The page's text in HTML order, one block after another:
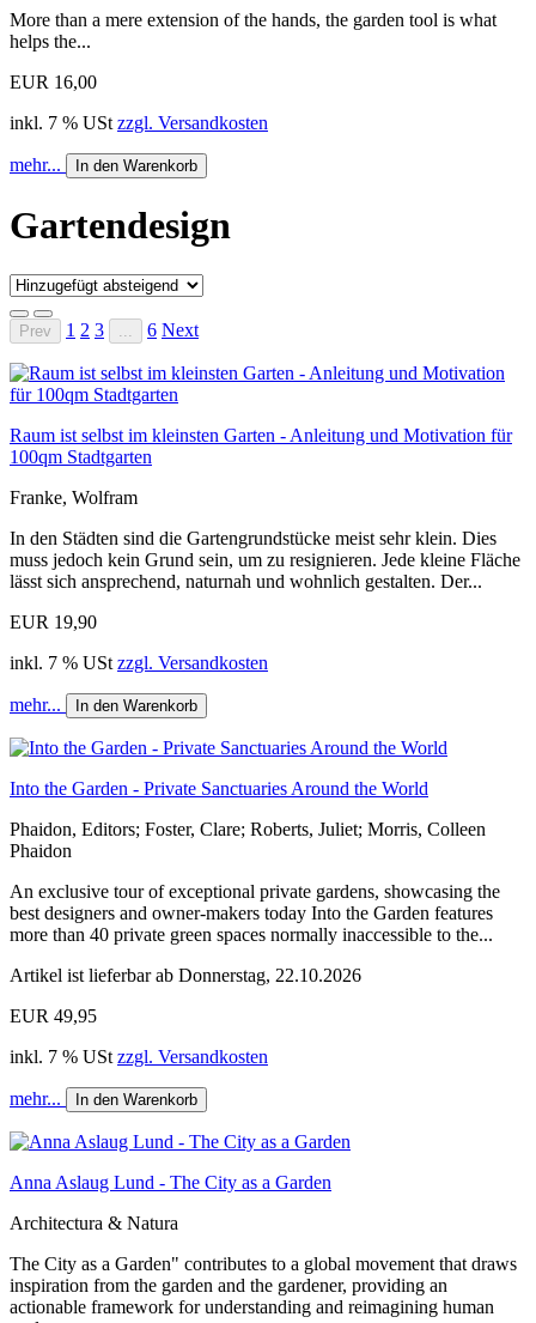
More than a mere extension of the hands, the garden tool is what
helps the...
EUR 16,00
inkl. 7 % USt zzgl. Versandkosten
mehr... In den Warenkorb
Gartendesign
Prev 1 2 3 6 Next
Raum ist selbst im kleinsten Garten - Anleitung und Motivation für
100qm Stadtgarten
Franke, Wolfram
In den Städten sind die Gartengrundstücke meist sehr klein. Dies
muss jedoch kein Grund sein, um zu resignieren. Jede kleine Fläche
lässt sich ansprechend, naturnah und wohnlich gestalten. Der...
EUR 19,90
inkl. 7 % USt zzgl. Versandkosten
mehr... In den Warenkorb
Into the Garden - Private Sanctuaries Around the World
Phaidon, Editors; Foster, Clare; Roberts, Juliet; Morris, Colleen
Phaidon
An exclusive tour of exceptional private gardens, showcasing the
best designers and owner-makers today Into the Garden features
more than 40 private green spaces normally inaccessible to the...
Artikel ist lieferbar ab Donnerstag, 22.10.2026
EUR 49,95
inkl. 7 % USt zzgl. Versandkosten
mehr... In den Warenkorb
Anna Aslaug Lund - The City as a Garden
Architectura & Natura
The City as a Garden" contributes to a global movement that draws
inspiration from the garden and the gardener, providing an
actionable framework for understanding and reimagining human